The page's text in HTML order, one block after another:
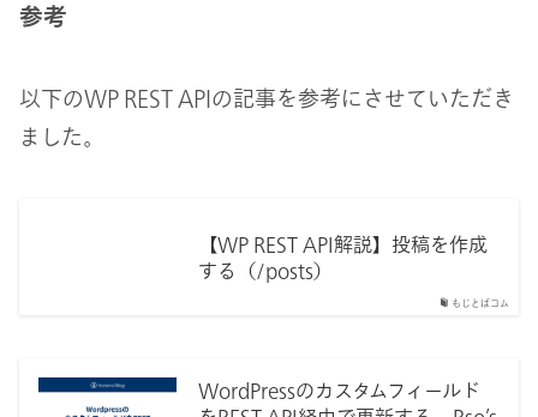
参考
以下のWP REST APIの記事を参考にさせていただき
ました。
もじとばコム
【WP REST API解説】投稿を作成
する（/posts）
WordPressのカスタムフィールド